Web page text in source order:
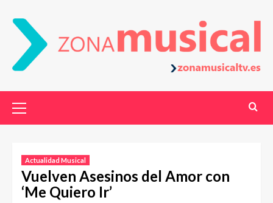
Actualidad Musical
Vuelven Asesinos del Amor con
‘Me Quiero Ir’